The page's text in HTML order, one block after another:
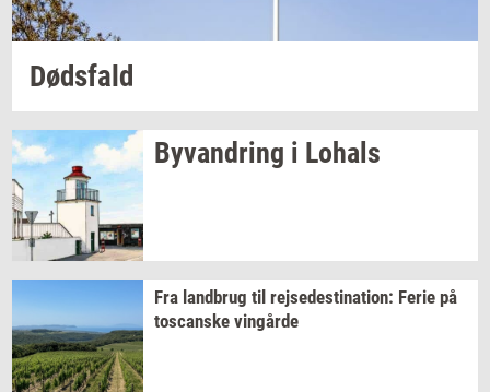
Døds­fald
Byvan­dring i Lo­hals
Fra land­brug til rej­se­desti­na­tion: Ferie på
toscan­ske vin­går­de